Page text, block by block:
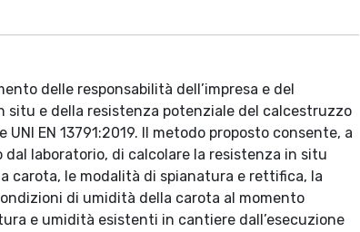
delle responsabilità dell’impresa e del
e della resistenza potenziale del calcestruzzo
EN 13791:2019. Il metodo proposto consente, a
laboratorio, di calcolare la resistenza in situ
carota, le modalità di spianatura e rettifica, la
di umidità della carota al momento
e umidità esistenti in cantiere dall’esecuzione